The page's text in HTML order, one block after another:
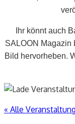
Ihr könnt auch
SALOON Magazin
Bild hervorheben.
« Alle